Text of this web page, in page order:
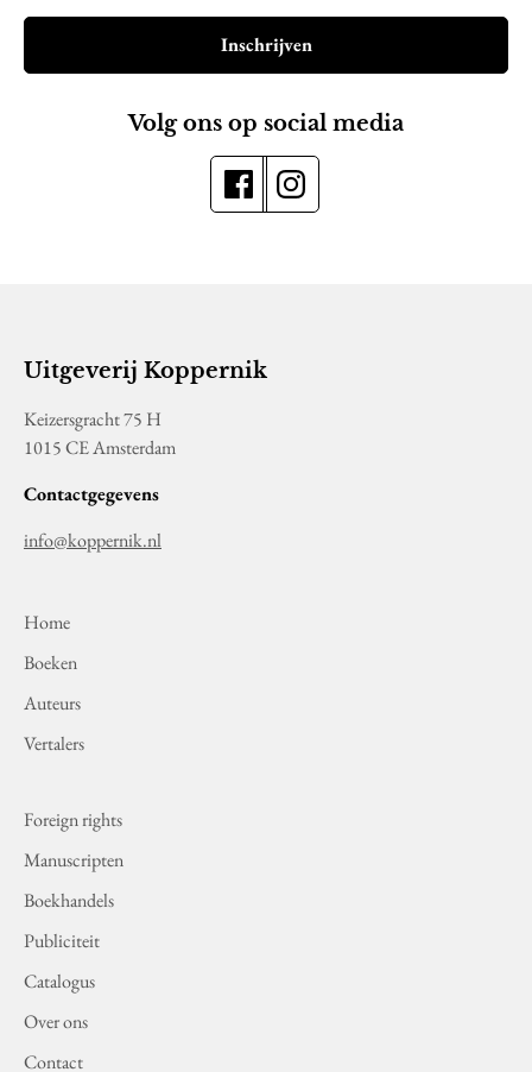
Inschrijven
Volg ons op social media
Uitgeverij Koppernik
Keizersgracht 75 H
1015 CE Amsterdam
Contactgegevens
info@koppernik.nl
Home
Boeken
Auteurs
Vertalers
Foreign rights
Manuscripten
Boekhandels
Publiciteit
Catalogus
Over ons
Contact